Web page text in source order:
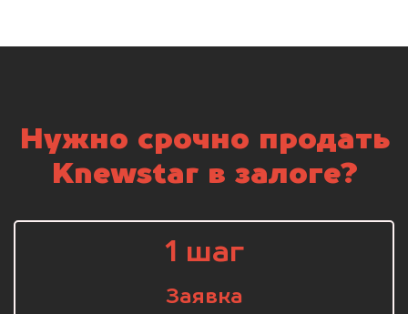
Нужно срочно продать
Knewstar в залоге?
1 шаг
Заявка